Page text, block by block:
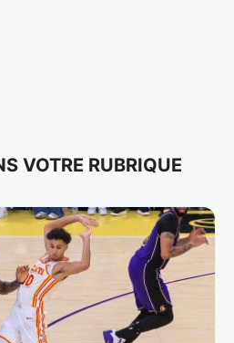
VOTRE RUBRIQUE